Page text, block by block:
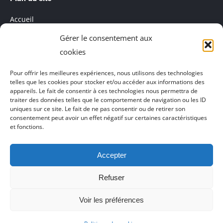
Gérer le consentement aux
cookies
Pour offrir les meilleures expériences, nous utilisons des technologies
telles que les cookies pour stocker et/ou accéder aux informations des
appareils. Le fait de consentir à ces technologies nous permettra de
traiter des données telles que le comportement de navigation ou les ID
uniques sur ce site. Le fait de ne pas consentir ou de retirer son
consentement peut avoir un effet négatif sur certaines caractéristiques
et fonctions.
Accepter
Refuser
Voir les préférences
Accueil
Mentions légales
Politique de cookies (UE)
Agence de communication Akinai FranceetAgence de
communication Akinai Switzerland
C.Cial Place du Dauphiné - Bureaux du Centre